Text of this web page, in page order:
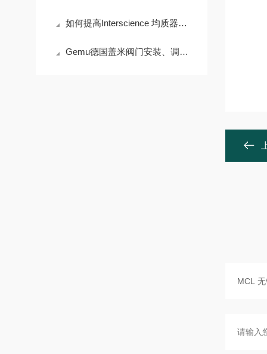
如何提高Interscience 均质器的样本回收率？
Gemu德国盖米阀门安装、调试与维护要点